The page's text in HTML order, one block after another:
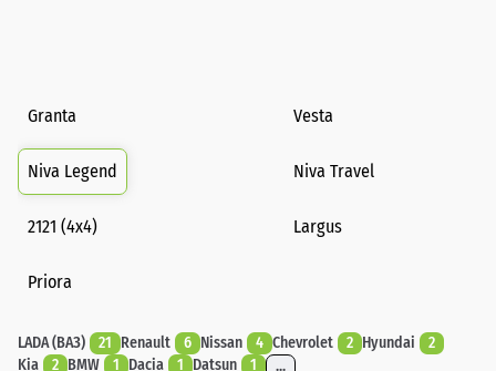
Granta Vesta
Niva Legend Niva Travel
2121 (4x4) Largus
Priora
LADA (ВАЗ) 21 Renault 6 Nissan 4 Chevrolet 2 Hyundai
2
Kia
2 BMW 1 Dacia 1 Datsun 1 ...